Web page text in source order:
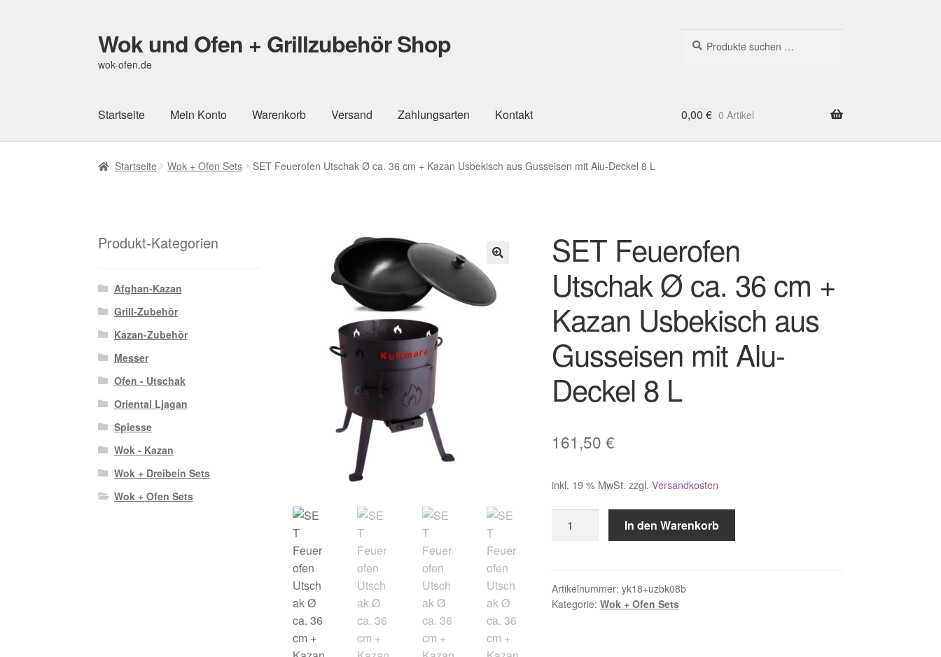
Zur
Navigation
springen
Zum
Inhalt
springen
Wok und Ofen + Grillzubehör Shop
wok-ofen.de
nach:
Startseite Mein Konto Warenkorb Versand Zahlungsarten Kontakt 0,00 € 0 Artikel
Startseite Wok + Ofen Sets SET Feuerofen Utschak Ø ca. 36 cm + Kazan Usbekisch aus Gusseisen mit Alu-Deckel 8 L
SET Feuerofen
Utschak Ø ca. 36 cm +
Kazan Usbekisch aus
Gusseisen mit Alu-
Deckel 8 L
161,50 €
inkl. 19 % MwSt. zzgl. Versandkosten
Feuerofen
ca.
36
In den Warenkorb
Artikelnummer: yk18+uzbk08b
Kategorie: Wok + Ofen Sets
Produkt-Kategorien
Afghan-Kazan
Grill-Zubehör
Kazan-Zubehör
Messer
Ofen - Utschak
Oriental Ljagan
Spiesse
Wok - Kazan
Wok + Dreibein Sets
Wok + Ofen Sets